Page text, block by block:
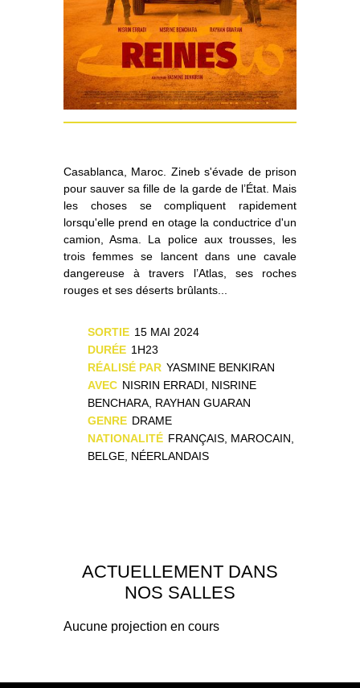
Casablanca, Maroc. Zineb s'évade de prison
pour sauver sa fille de la garde de l’État. Mais
les choses se compliquent rapidement
lorsqu'elle prend en otage la conductrice d'un
camion, Asma. La police aux trousses, les
trois femmes se lancent dans une cavale
dangereuse à travers l’Atlas, ses roches
rouges et ses déserts brûlants...
SORTIE 15 MAI 2024
DURÉE 1H23
RÉALISÉ PAR YASMINE BENKIRAN
AVEC NISRIN ERRADI, NISRINE
BENCHARA, RAYHAN GUARAN
GENRE DRAME
NATIONALITÉ FRANÇAIS, MAROCAIN,
BELGE, NÉERLANDAIS
ACTUELLEMENT DANS
NOS SALLES
Aucune projection en cours